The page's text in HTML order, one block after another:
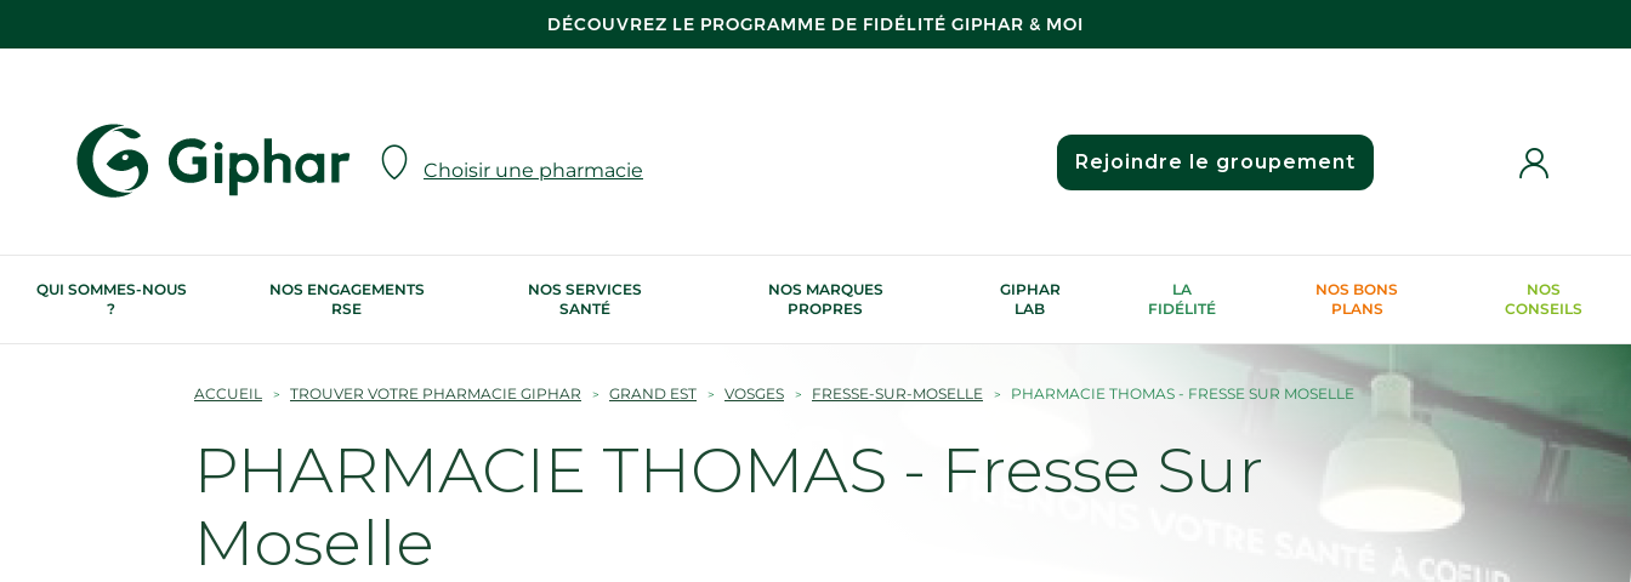
DÉCOUVREZ LE PROGRAMME DE FIDÉLITÉ GIPHAR & MOI
Choisir une pharmacie Rejoindre le groupement
QUI SOMMES-NOUS
?
NOS ENGAGEMENTS
RSE
NOS SERVICES
SANTÉ
NOS MARQUES
PROPRES
GIPHAR
LAB
LA
FIDÉLITÉ
NOS BONS
PLANS
NOS
CONSEILS
ACCUEIL TROUVER VOTRE PHARMACIE GIPHAR GRAND EST VOSGES FRESSE-SUR-MOSELLE PHARMACIE THOMAS - FRESSE SUR MOSELLE
PHARMACIE THOMAS - Fresse Sur
Moselle